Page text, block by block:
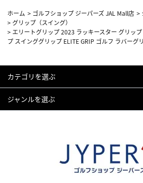
ホーム > ゴルフショップ ジーパーズ JAL Mall店 >
> グリップ（スイング）
> エリートグリップ 2023 ラッキースター グリッ
プ スインググリップ ELITE GRIP ゴルフ ラバーグ
カテゴリを選ぶ
ジャンルを選ぶ